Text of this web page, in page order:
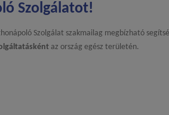
Szolgálatot!
Szolgálat szakmailag megbízható
az ország egész területén.